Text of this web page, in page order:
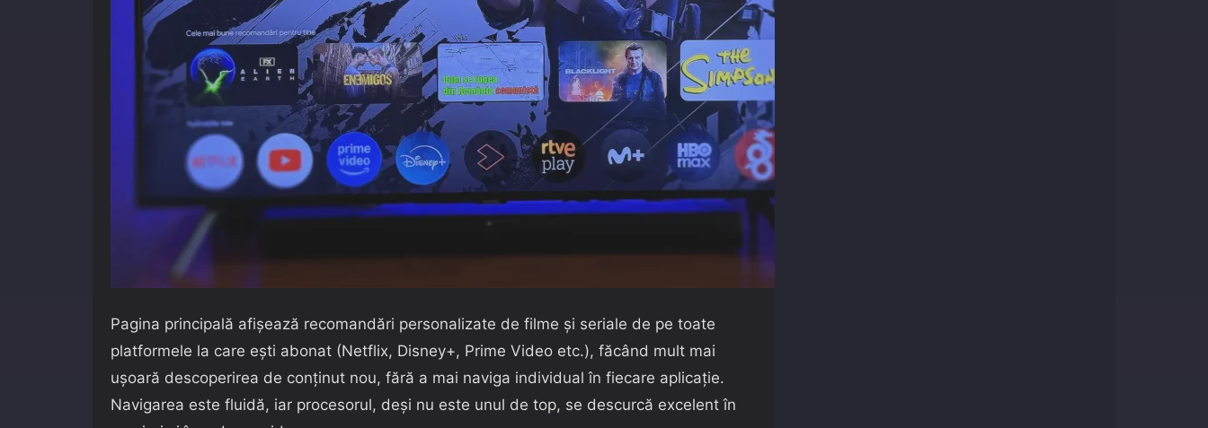
Pagina principală afișează recomandări personalizate de filme și seriale de pe toate
platformele la care ești abonat (Netflix, Disney+, Prime Video etc.), făcând mult mai
ușoară descoperirea de conținut nou, fără a mai naviga individual în fiecare aplicație.
Navigarea este fluidă, iar procesorul, deși nu este unul de top, se descurcă excelent în